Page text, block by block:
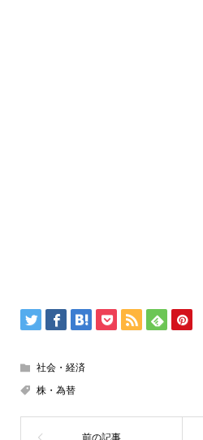
社会・経済
株・為替